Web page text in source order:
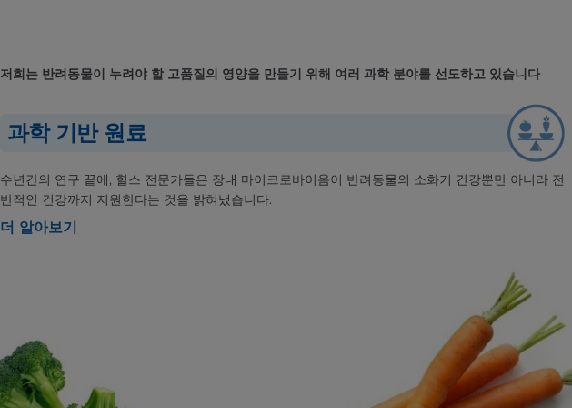
저희는 반려동물이 누려야 할 고품질의 영양을 만들기 위해 여러 과학 분야를 선도하고 있습니다
과학 기반 원료
수년간의 연구 끝에, 힐스 전문가들은 장내 마이크로바이옴이 반려동물의 소화기 건강뿐만 아니라 전
반적인 건강까지 지원한다는 것을 밝혀냈습니다.
더 알아보기